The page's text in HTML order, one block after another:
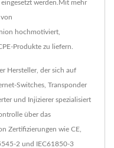
werden.Mit mehr
hochmotiviert,
Produkte zu liefern.
Hersteller, der sich auf
Switches, Transponder
und Injizierer spezialisiert
über das
Zertifizierungen wie CE,
2 und IEC61850-3